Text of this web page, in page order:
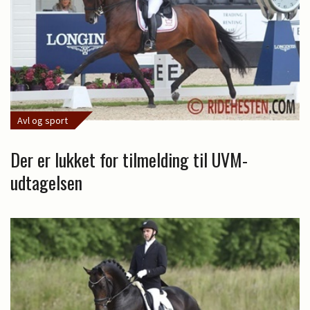
Avl og sport
Der er lukket for tilmelding til UVM-
udtagelsen